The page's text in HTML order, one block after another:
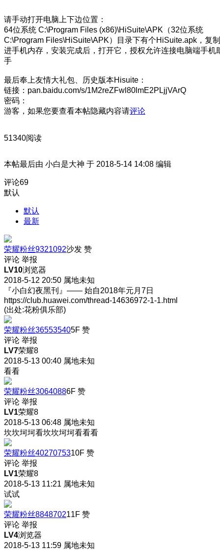
请手动打开电脑上下边位置：
64位系统 C:\Program Files (x86)\HiSuite\APK（32位系统
C:\Program Files\HiSuite\APK）目录下有个HiSuite.apk，复制
进手机内存，安装完成后，打开它，授权允许连接电脑端手机
手
最后奉上友情大礼包、历史版本Hisuite：
链接：pan.baidu.com/s/1M2reZFwl80lmE2PLjjVArQ
密码：
游客，如果您要查看本帖隐藏内容请评论
51340阅读
本帖最后由 小白是大神 于 2018-5-14 14:08 编辑
评论69
默认
默认
最新
荣耀粉丝9321092沙发 赞
评论 举报
LV10浏览器
2018-5-12 20:50 属地未知
『小白幻夜黑刊』—— 始自2018年元月7日
https://club.huawei.com/thread-14636972-1-1.html
(出处:花粉俱乐部)
荣耀粉丝365535405F 赞
评论 举报
LV7荣耀8
2018-5-13 00:40 属地未知
看看
荣耀粉丝30640886F 赞
评论 举报
LV1荣耀8
2018-5-13 06:48 属地未知
坎坎坷坷看坎坎坷坷看看看
荣耀粉丝4027075310F 赞
评论 举报
LV1荣耀8
2018-5-13 11:21 属地未知
试试
荣耀粉丝884870211F 赞
评论 举报
LV4浏览器
2018-5-13 11:59 属地未知